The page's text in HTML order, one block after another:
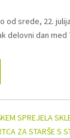
od srede, 22.
delovni dan med
SPREJELA
ZA STARŠE S